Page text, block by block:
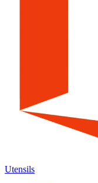
Utensils